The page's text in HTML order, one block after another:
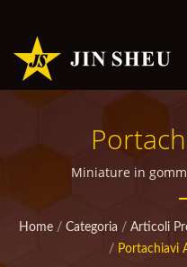
Morbido
Forma Di
Miniature in
personalizzati di
Home / Categoria / Articoli
/ Portachiavi